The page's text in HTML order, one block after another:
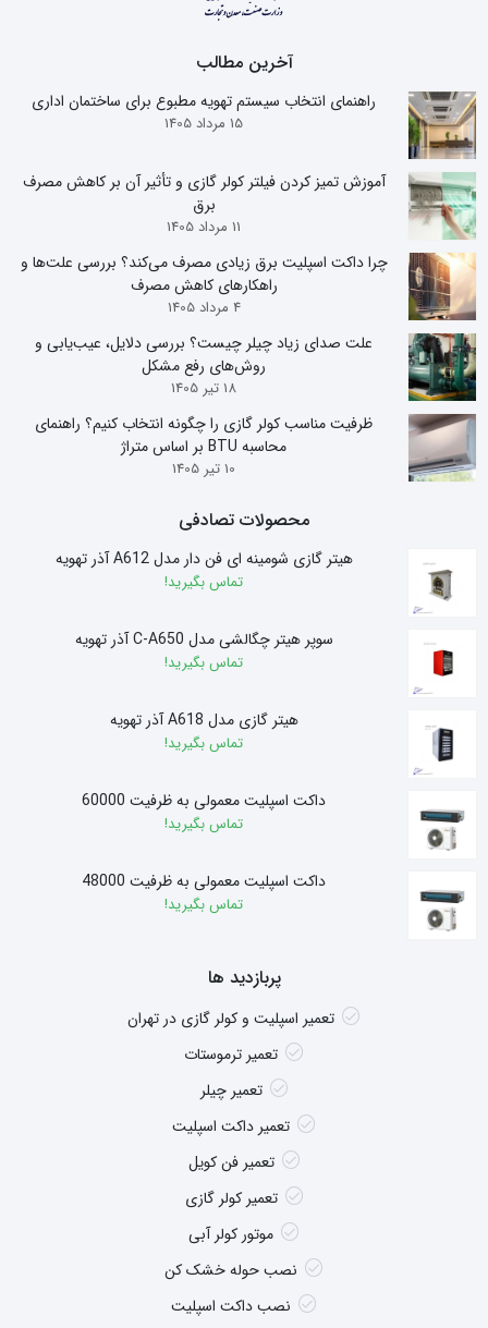
آخرین مطالب
راهنمای انتخاب سیستم تهویه مطبوع برای ساختمان اداری
15 مرداد 1405
آموزش تمیز کردن فیلتر کولر گازی و تأثیر آن بر کاهش مصرف
برق
11 مرداد 1405
چرا داکت اسپلیت برق زیادی مصرف می‌کند؟ بررسی علت‌ها و
راهکارهای کاهش مصرف
4 مرداد 1405
علت صدای زیاد چیلر چیست؟ بررسی دلایل، عیب‌یابی و
روش‌های رفع مشکل
18 تیر 1405
ظرفیت مناسب کولر گازی را چگونه انتخاب کنیم؟ راهنمای
محاسبه BTU بر اساس متراژ
10 تیر 1405
محصولات تصادفی
هیتر گازی شومینه ای فن دار مدل A612 آذر تهویه
تماس بگیرید!
سوپر هیتر چگالشی مدل C-A650 آذر تهویه
تماس بگیرید!
هیتر گازی مدل A618 آذر تهویه
تماس بگیرید!
داکت اسپلیت معمولی به ظرفیت 60000
تماس بگیرید!
داکت اسپلیت معمولی به ظرفیت 48000
تماس بگیرید!
پربازدید ها
تعمیر اسپلیت و کولر گازی در تهران
تعمیر ترموستات
تعمیر چیلر
تعمیر داکت اسپلیت
تعمیر فن کویل
تعمیر کولر گازی
موتور کولر آبی
نصب حوله خشک کن
نصب داکت اسپلیت